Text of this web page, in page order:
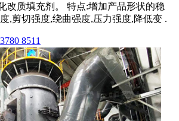
改质填充剂。 特点:增加产品形状的稳
,剪切强度,绕曲强度,压力强度,降低变 .
8511